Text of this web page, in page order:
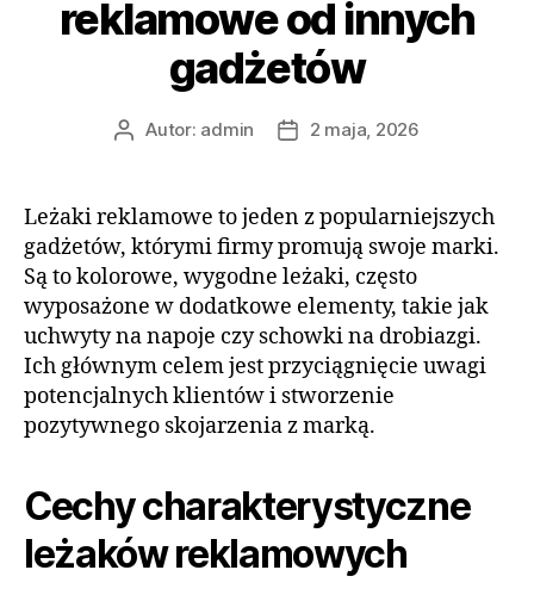
reklamowe od innych
gadżetów
AutorAutor: admin
Data2 maja, 2026
Leżaki reklamowe to jeden z popularniejszych
gadżetów, którymi firmy promują swoje marki.
Są to kolorowe, wygodne leżaki, często
wyposażone w dodatkowe elementy, takie jak
uchwyty na napoje czy schowki na drobiazgi.
Ich głównym celem jest przyciągnięcie uwagi
potencjalnych klientów i stworzenie
pozytywnego skojarzenia z marką.
Cechy charakterystyczne
leżaków reklamowych